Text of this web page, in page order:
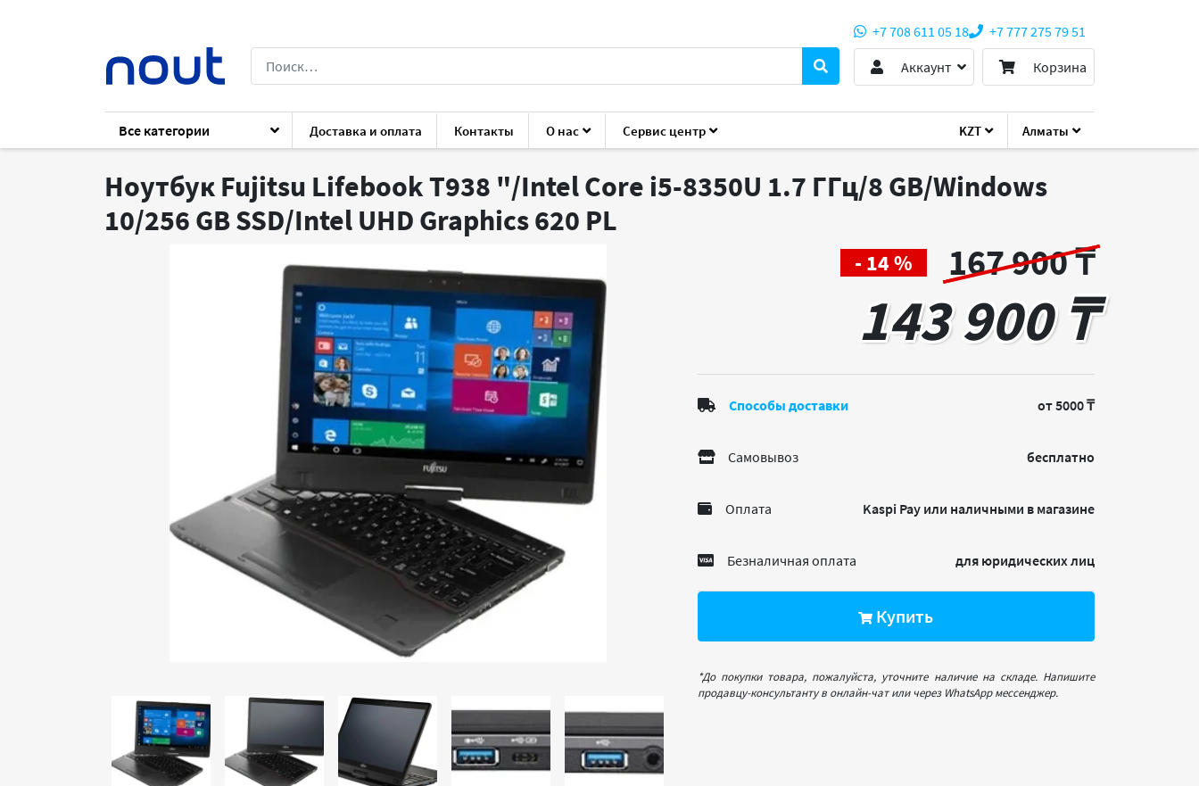
KZT Алматы
+7 708 611 05 18
+7 777 275 79 51
Аккаунт
Корзина
Все категории Доставка и оплата Контакты О нас Сервис центр
Каталог Ноутбуки Fujitsu Lifebook T938
Ноутбук Fujitsu Lifebook T938 "/Intel Core i5-8350U 1.7 ГГц/8 GB/Windows
10/256 GB SSD/Intel UHD Graphics 620 PL
- 14 % 167 900 ₸
143 900 ₸
Способы доставки от 5000 ₸
Самовывоз бесплатно
Оплата Kaspi Pay или наличными в магазине
Безналичная оплата для юридических лиц
Купить
*До покупки товара, пожалуйста, уточните наличие на складе. Напишите
продавцу-консультанту в онлайн-чат или через WhatsApp мессенджер.